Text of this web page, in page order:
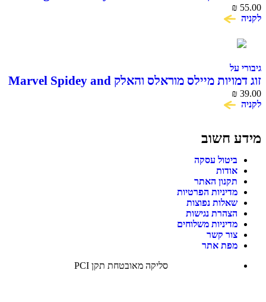
Titan Hero Series
₪ 55.00
לקניה
גיבורי על
זוג דמויות מיילס מוראלס והאלק Marvel Spidey and
His Amazing Friends
₪ 39.00
לקניה
מידע חשוב
ביטול עסקה
אודות
תקנון האתר
מדיניות הפרטיות
שאלות נפוצות
הצהרת נגישות
מדיניות משלוחים
צור קשר
מפת אתר
סליקה מאובטחת תקן PCI